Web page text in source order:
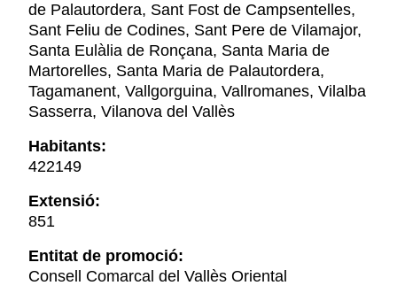
de Palautordera, Sant Fost de Campsentelles,
Sant Feliu de Codines, Sant Pere de Vilamajor,
Santa Eulàlia de Ronçana, Santa Maria de
Martorelles, Santa Maria de Palautordera,
Tagamanent, Vallgorguina, Vallromanes, Vilalba
Sasserra, Vilanova del Vallès
Habitants:
422149
Extensió:
851
Entitat de promoció:
Consell Comarcal del Vallès Oriental